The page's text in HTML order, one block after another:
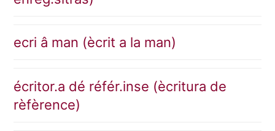
ecri â man (ècrit a la man)
écritor.a dé référ.inse (ècritura de
rèfèrence)